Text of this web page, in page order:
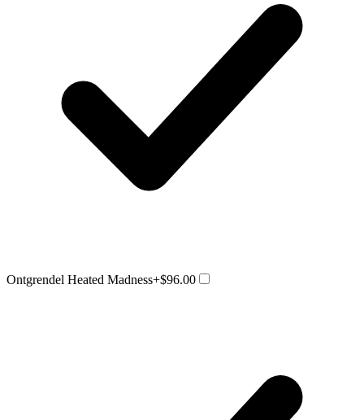
Ontgrendel Heated Madness+$96.00